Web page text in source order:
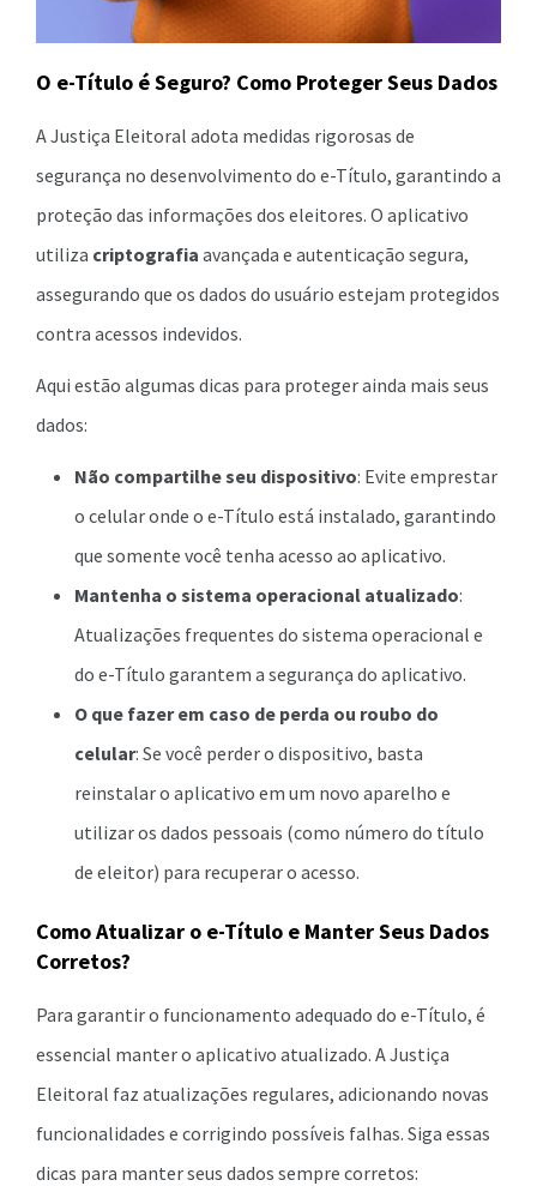
O e-Título é Seguro? Como Proteger Seus Dados
A Justiça Eleitoral adota medidas rigorosas de
segurança no desenvolvimento do e-Título, garantindo a
proteção das informações dos eleitores. O aplicativo
utiliza criptografia avançada e autenticação segura,
assegurando que os dados do usuário estejam protegidos
contra acessos indevidos.
Aqui estão algumas dicas para proteger ainda mais seus
dados:
Não compartilhe seu dispositivo: Evite emprestar
o celular onde o e-Título está instalado, garantindo
que somente você tenha acesso ao aplicativo.
Mantenha o sistema operacional atualizado:
Atualizações frequentes do sistema operacional e
do e-Título garantem a segurança do aplicativo.
O que fazer em caso de perda ou roubo do
celular: Se você perder o dispositivo, basta
reinstalar o aplicativo em um novo aparelho e
utilizar os dados pessoais (como número do título
de eleitor) para recuperar o acesso.
Como Atualizar o e-Título e Manter Seus Dados
Corretos?
Para garantir o funcionamento adequado do e-Título, é
essencial manter o aplicativo atualizado. A Justiça
Eleitoral faz atualizações regulares, adicionando novas
funcionalidades e corrigindo possíveis falhas. Siga essas
dicas para manter seus dados sempre corretos: